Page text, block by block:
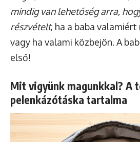
mindig van lehetőség arra,
részvételt, ha a baba
vagy ha valami közbejön. A
első!
Mit vigyünk magunkkal? A
pelenkázótáska tartalma